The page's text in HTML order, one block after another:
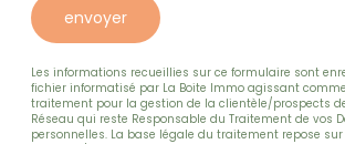
envoyer
Les informations recueillies sur ce formulaire sont
fichier informatisé par La Boite Immo agissant
traitement pour la gestion de la clientèle/prospects
Réseau qui reste Responsable du Traitement de vos
personnelles. La base légale du traitement repose